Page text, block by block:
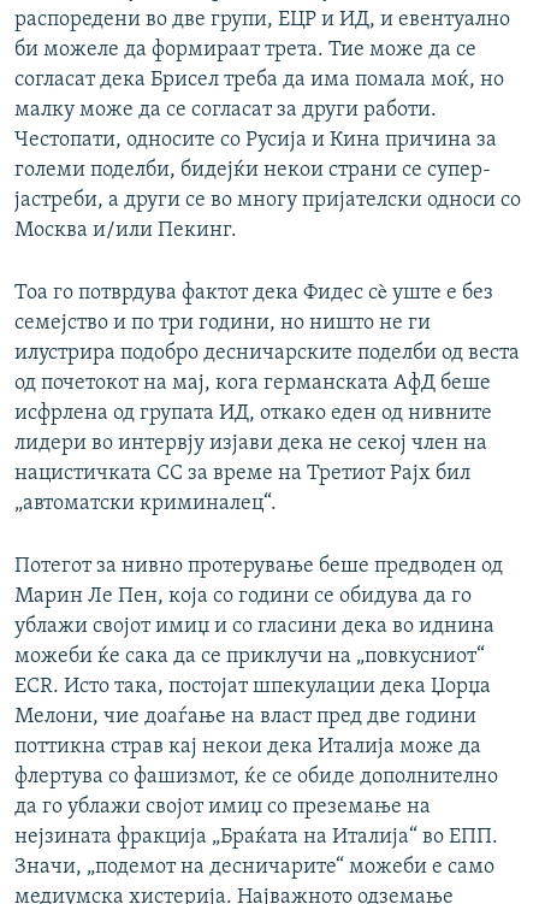
распоредени во две групи, ЕЦР и ИД, и евентуално
би можеле да формираат трета. Тие може да се
согласат дека Брисел треба да има помала моќ, но
малку може да се согласат за други работи.
Честопати, односите со Русија и Кина причина за
големи поделби, бидејќи некои страни се супер-
јастреби, а други се во многу пријателски односи со
Москва и/или Пекинг.
Тоа го потврдува фактот дека Фидес сè уште е без
семејство и по три години, но ништо не ги
илустрира подобро десничарските поделби од веста
од почетокот на мај, кога германската АфД беше
исфрлена од групата ИД, откако еден од нивните
лидери во интервју изјави дека не секој член на
нацистичката СС за време на Третиот Рајх бил
„автоматски криминалец“.
Потегот за нивно протерување беше предводен од
Марин Ле Пен, која со години се обидува да го
ублажи својот имиџ и со гласини дека во иднина
можеби ќе сака да се приклучи на „повкусниот“
ECR. Исто така, постојат шпекулации дека Џорџа
Мелони, чие доаѓање на власт пред две години
поттикна страв кај некои дека Италија може да
флертува со фашизмот, ќе се обиде дополнително
да го ублажи својот имиџ со преземање на
нејзината фракција „Браќата на Италија“ во ЕПП.
Значи, „подемот на десничарите“ можеби е само
медиумска хистерија. Најважното одземање